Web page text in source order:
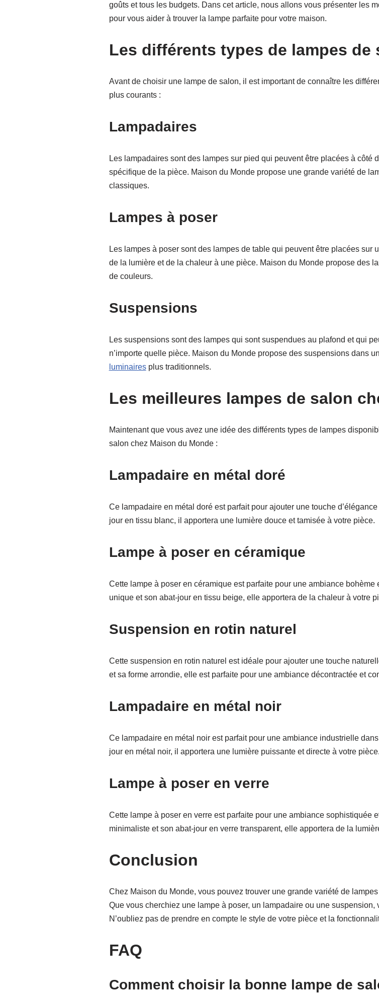
goûts et tous les budgets. Dans cet article, nous allons vous présenter les
pour vous aider à trouver la lampe parfaite pour votre maison.
Les différents types de lampes de
Avant de choisir une lampe de salon, il est important de connaître les
plus courants :
Lampadaires
Les lampadaires sont des lampes sur pied qui peuvent être placées à côté
spécifique de la pièce. Maison du Monde propose une grande variété de
classiques.
Lampes à poser
Les lampes à poser sont des lampes de table qui peuvent être placées sur
de la lumière et de la chaleur à une pièce. Maison du Monde propose des
de couleurs.
Suspensions
Les suspensions sont des lampes qui sont suspendues au plafond et qui
n’importe quelle pièce. Maison du Monde propose des suspensions dans
luminairesplus traditionnels.
Les meilleures lampes de salon
Maintenant que vous avez une idée des différents types de lampes
salon chez Maison du Monde :
Lampadaire en métal doré
Ce lampadaire en métal doré est parfait pour ajouter une touche
jour en tissu blanc, il apportera une lumière douce et tamisée à votre pièce.
Lampe à poser en céramique
Cette lampe à poser en céramique est parfaite pour une ambiance
unique et son abat-jour en tissu beige, elle apportera de la chaleur à votre
Suspension en rotin naturel
Cette suspension en rotin naturel est idéale pour ajouter une touche
et sa forme arrondie, elle est parfaite pour une ambiance décontractée et
Lampadaire en métal noir
Ce lampadaire en métal noir est parfait pour une ambiance industrielle
jour en métal noir, il apportera une lumière puissante et directe à votre pièce.
Lampe à poser en verre
Cette lampe à poser en verre est parfaite pour une ambiance sophistiquée
minimaliste et son abat-jour en verre transparent, elle apportera de la
Conclusion
Chez Maison du Monde, vous pouvez trouver une grande variété de
Que vous cherchiez une lampe à poser, un lampadaire ou une
N’oubliez pas de prendre en compte le style de votre pièce et la
FAQ
Comment choisir la bonne lampe de